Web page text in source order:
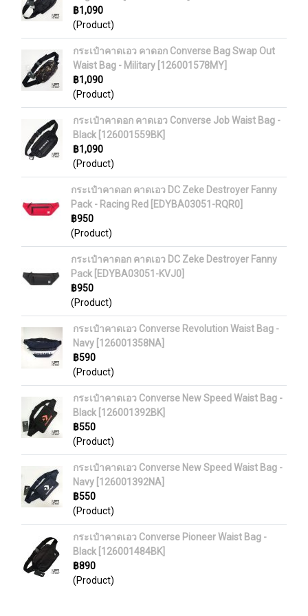
฿1,090
(Product)
กระเป๋าคาดเอว คาดอก Converse Bag Swap Out
Waist Bag - Military [126001578MY]
฿1,090
(Product)
กระเป๋าคาดอก คาดเอว Converse Job Waist Bag -
Black [126001559BK]
฿1,090
(Product)
กระเป๋าคาดอก คาดเอว DC Zeke Destroyer Fanny
Pack - Racing Red [EDYBA03051-RQR0]
฿950
(Product)
กระเป๋าคาดอก คาดเอว DC Zeke Destroyer Fanny
Pack [EDYBA03051-KVJ0]
฿950
(Product)
กระเป๋าคาดเอว Converse Revolution Waist Bag -
Navy [126001358NA]
฿590
(Product)
กระเป๋าคาดเอว Converse New Speed Waist Bag -
Black [126001392BK]
฿550
(Product)
กระเป๋าคาดเอว Converse New Speed Waist Bag -
Navy [126001392NA]
฿550
(Product)
กระเป๋าคาดเอว Converse Pioneer Waist Bag -
Black [126001484BK]
฿890
(Product)